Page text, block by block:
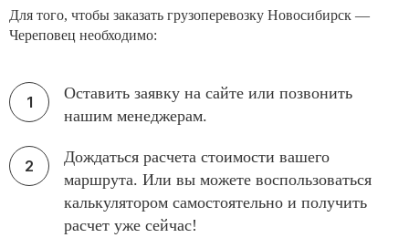
Для того, чтобы заказать грузоперевозку Новосибирск —
Череповец необходимо:
Оставить заявку на сайте или позвонить
нашим менеджерам.
Дождаться расчета стоимости вашего
маршрута. Или вы можете воспользоваться
калькулятором самостоятельно и получить
расчет уже сейчас!